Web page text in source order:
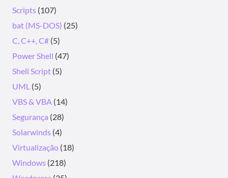
Scripts (107)
bat (MS-DOS) (25)
C, C++, C# (5)
Power Shell (47)
Shell Script (5)
UML (5)
VBS & VBA (14)
Segurança (28)
Solarwinds (4)
Virtualização (18)
Windows (218)